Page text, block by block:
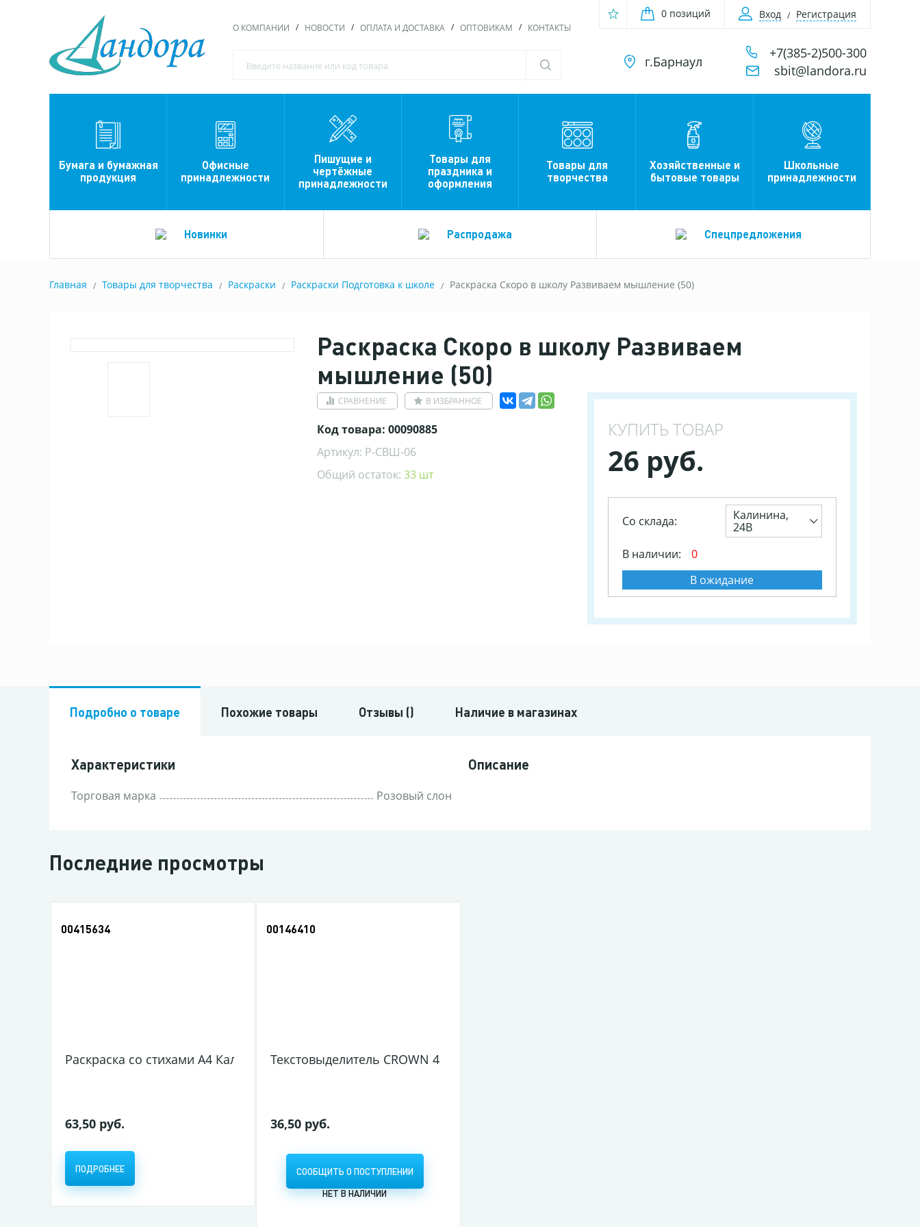
О КОМПАНИИ НОВОСТИ ОПЛАТА И ДОСТАВКА ОПТОВИКАМ КОНТАКТЫ
0 позиций Вход Регистрация
г.Барнаул
+7(385-2)500-300
sbit@landora.ru
Бумага и бумажная
продукция
Офисные
принадлежности
Пишущие и
чертёжные
принадлежности
Товары для
праздника и
оформления
Товары для
творчества
Хозяйственные и
бытовые товары
Школьные
принадлежности
Новинки Распродажа Спецпредложения
Главная Товары для творчества Раскраски Раскраски Подготовка к школе Раскраска Скоро в школу Развиваем мышление (50)
Раскраска Скоро в школу Развиваем
мышление (50)
СРАВНЕНИЕ В ИЗБРАННОЕ
Код товара: 00090885
Артикул: Р-СВШ-06
Общий остаток:33 шт
КУПИТЬ ТОВАР
26 руб.
Со склада:
Калинина,
24В
В наличии:
0
В ожидание
Подробно о товаре Похожие товары Отзывы () Наличие в магазинах
Характеристики
Торговая марка Розовый слон
Описание
Последние просмотры
00415634
Раскраска со стихами А4 Каляка-Маляка Животные, 205*290 мм скреп. 8 л. от 2 лет универс.
63,50 руб.
ПОДРОБНЕЕ
00146410
Текстовыделитель CROWN 4мм зеленый (12/1152)
36,50 руб.
СООБЩИТЬ О ПОСТУПЛЕНИИ
НЕТ В НАЛИЧИИ